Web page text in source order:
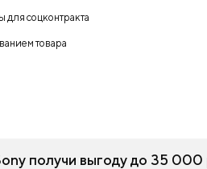
для соцконтракта
товара
получи выгоду до 35 000